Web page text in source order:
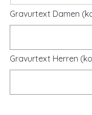
Gravurtext Damen
Gravurtext Herren